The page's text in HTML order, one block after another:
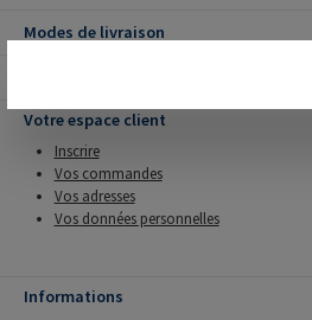
Modes de livraison
Votre espace client
Inscrire
Vos commandes
Vos adresses
Vos données personnelles
Informations